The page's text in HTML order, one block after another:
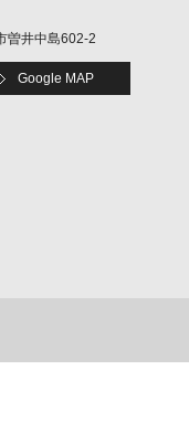
井中島602-2
Google MAP